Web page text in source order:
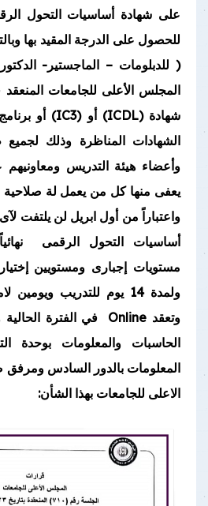
على شهادة أساسيات التحول
للحصول على الدرجة المقيد بها
( للدبلومات – الماجستير-
شهادة (ICDL) أو (IC3) أو
الشهادات المناظرة وذلك لجميع
وأعضاء هيئة التدريس
يعفى منها كل من يعمل لة
واعتباراً من أول ابريل لن يلتفت
أساسيات التحول الرقمى
ولمدة 14 يوم للتدريب
وتعقد Online
في الفترة
الحاسبات والمعلومات بوحدة
المعلومات بالدور السادس
الاعلى للجامعات بهذا الشأن: